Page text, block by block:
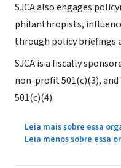
SJCA also engages
philanthropists,
through policy briefings
SJCA is a fiscally
non-profit 501(c)(3),
501(c)(4).
Leia mais sobre essa
Leia menos sobre essa